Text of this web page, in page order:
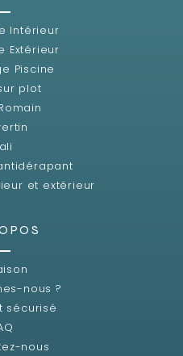
Intérieur
Extérieur
Piscine
plot
et extérieur
nous ?
sécurisé
nous